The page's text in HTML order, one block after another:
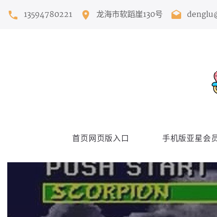
13594780221 龙海市软蹈崖130号
首页网页版入口 手机版亚星会